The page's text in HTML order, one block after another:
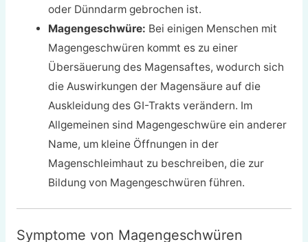
oder Dünndarm gebrochen ist.
Magengeschwüre: Bei einigen Menschen mit
Magengeschwüren kommt es zu einer
Übersäuerung des Magensaftes, wodurch sich
die Auswirkungen der Magensäure auf die
Auskleidung des GI-Trakts verändern. Im
Allgemeinen sind Magengeschwüre ein anderer
Name, um kleine Öffnungen in der
Magenschleimhaut zu beschreiben, die zur
Bildung von Magengeschwüren führen.
Symptome von Magengeschwüren